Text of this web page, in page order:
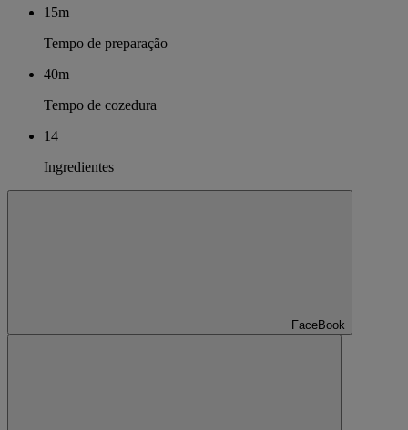
15m
Tempo de preparação
40m
Tempo de cozedura
14
Ingredientes
FaceBook